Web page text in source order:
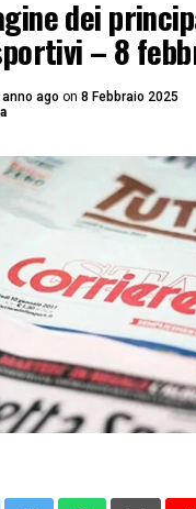
dei
– 8
anno ago on 8 Febbraio 2025